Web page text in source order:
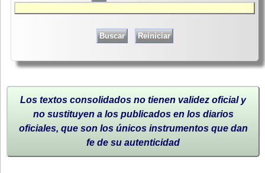
Los textos consolidados no tienen validez oficial y
no sustituyen a los publicados en los diarios
oficiales, que son los únicos instrumentos que dan
fe de su autenticidad